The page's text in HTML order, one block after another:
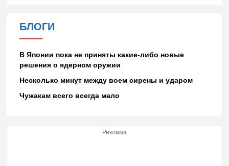
БЛОГИ
В Японии пока не приняты какие-либо новые
решения о ядерном оружии
Несколько минут между воем сирены и ударом
Чужакам всего всегда мало
Реклама